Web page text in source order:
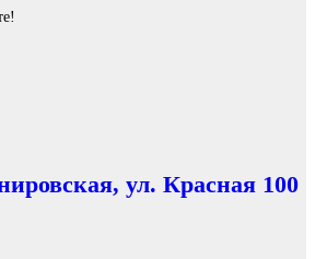
ул. Красная 100